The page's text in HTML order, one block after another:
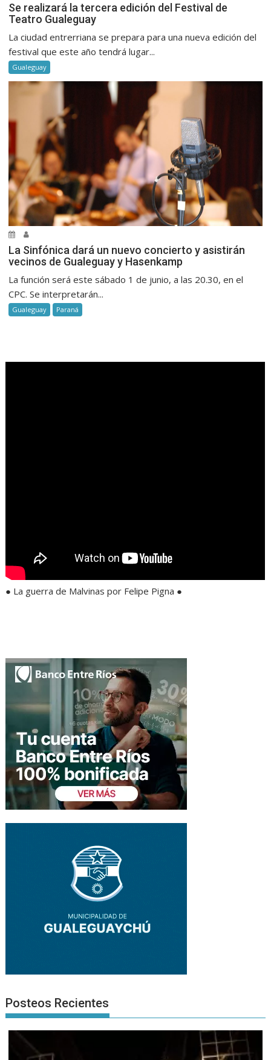
Se realizará la tercera edición del Festival de
Teatro Gualeguay
La ciudad entrerriana se prepara para una nueva edición del
festival que este año tendrá lugar...
Gualeguay
La Sinfónica dará un nuevo concierto y asistirán
vecinos de Gualeguay y Hasenkamp
La función será este sábado 1 de junio, a las 20.30, en el
CPC. Se interpretarán...
Gualeguay Paraná
● La guerra de Malvinas por Felipe Pigna ●
Posteos Recientes